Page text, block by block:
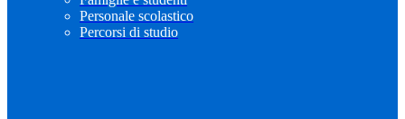
Personale scolastico
Percorsi di studio